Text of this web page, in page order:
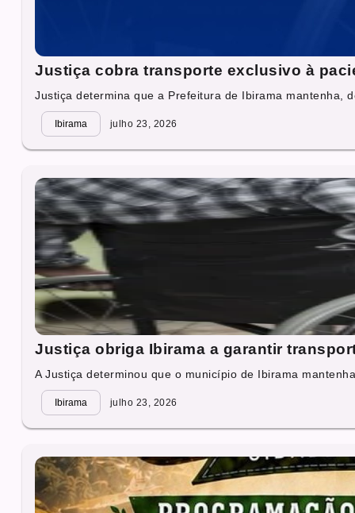
Justiça cobra transporte exclusivo à
Justiça determina que a Prefeitura de Ibirama mantenha,
Ibirama julho 23, 2026
Justiça obriga Ibirama a garantir
A Justiça determinou que o município de Ibirama
Ibirama julho 23, 2026